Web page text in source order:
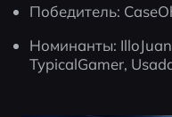
Победитель:
Номинанты:
TypicalGamer,